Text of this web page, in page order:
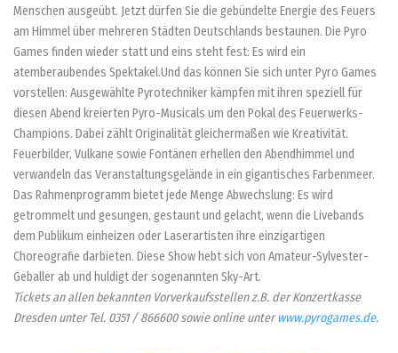
Menschen ausgeübt. Jetzt dürfen Sie die gebündelte Energie des Feuers
am Himmel über mehreren Städten Deutschlands bestaunen. Die Pyro
Games finden wieder statt und eins steht fest: Es wird ein
atemberaubendes Spektakel.Und das können Sie sich unter Pyro Games
vorstellen: Ausgewählte Pyrotechniker kämpfen mit ihren speziell für
diesen Abend kreierten Pyro-Musicals um den Pokal des Feuerwerks-
Champions. Dabei zählt Originalität gleichermaßen wie Kreativität.
Feuerbilder, Vulkane sowie Fontänen erhellen den Abendhimmel und
verwandeln das Veranstaltungsgelände in ein gigantisches Farbenmeer.
Das Rahmenprogramm bietet jede Menge Abwechslung: Es wird
getrommelt und gesungen, gestaunt und gelacht, wenn die Livebands
dem Publikum einheizen oder Laserartisten ihre einzigartigen
Choreografie darbieten. Diese Show hebt sich von Amateur-Sylvester-
Geballer ab und huldigt der sogenannten Sky-Art.
Tickets an allen bekannten Vorverkaufsstellen z.B. der Konzertkasse
Dresden unter Tel. 0351 / 866600 sowie online unterwww.pyrogames.de.